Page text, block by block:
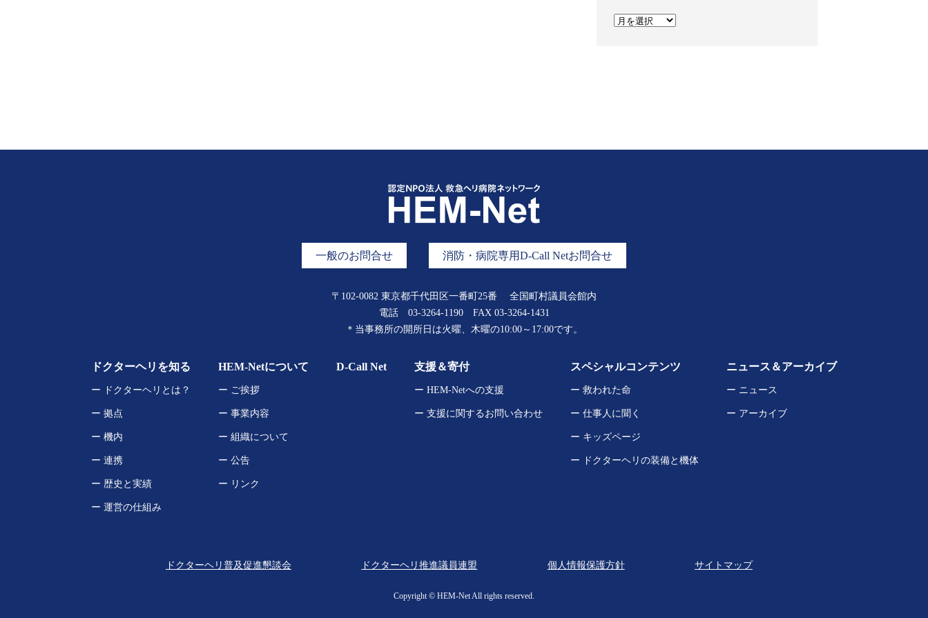
一般のお問合せ 消防・病院専用D-Call Netお問合せ
〒102-0082 東京都千代田区一番町25番
全国町村議員会館内
電話 03-3264-1190
FAX 03-3264-1431
＊当事務所の開所日は火曜、木曜の10:00～17:00です。
ドクターヘリを知る
ー ドクターヘリとは？
ー 拠点
ー 機内
ー 連携
ー 歴史と実績
ー 運営の仕組み
HEM-Netについて
ー ご挨拶
ー 事業内容
ー 組織について
ー 公告
ー リンク
D-Call Net 支援＆寄付
ー HEM-Netへの支援
ー 支援に関するお問い合わせ
スペシャルコンテンツ
ー 救われた命
ー 仕事人に聞く
ー キッズページ
ー ドクターヘリの装備と機体
ニュース＆アーカイブ
ー ニュース
ー アーカイブ
ドクターヘリ普及促進懇談会 ドクターヘリ推進議員連盟 個人情報保護方針 サイトマップ
Copyright ©︎ HEM-Net All rights reserved.